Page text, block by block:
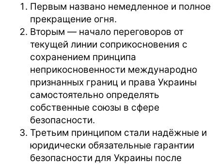
Первым названо немедленное и полное
прекращение огня.
Вторым — начало переговоров от
текущей линии соприкосновения с
сохранением принципа
неприкосновенности международно
признанных границ и права Украины
самостоятельно определять
собственные союзы в сфере
безопасности.
Третьим принципом стали надёжные и
юридически обязательные гарантии
безопасности для Украины после